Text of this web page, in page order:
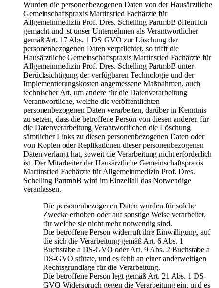
Wurden die personenbezogenen Daten von der Hausärztliche
Gemeinschaftspraxis Martinsried Fachärzte für
Allgemeinmedizin Prof. Dres. Schelling PartmbB öffentlich
gemacht und ist unser Unternehmen als Verantwortlicher
gemäß Art. 17 Abs. 1 DS-GVO zur Löschung der
personenbezogenen Daten verpflichtet, so trifft die
Hausärztliche Gemeinschaftspraxis Martinsried Fachärzte für
Allgemeinmedizin Prof. Dres. Schelling PartmbB unter
Berücksichtigung der verfügbaren Technologie und der
Implementierungskosten angemessene Maßnahmen, auch
technischer Art, um andere für die Datenverarbeitung
Verantwortliche, welche die veröffentlichten
personenbezogenen Daten verarbeiten, darüber in Kenntnis
zu setzen, dass die betroffene Person von diesen anderen für
die Datenverarbeitung Verantwortlichen die Löschung
sämtlicher Links zu diesen personenbezogenen Daten oder
von Kopien oder Replikationen dieser personenbezogenen
Daten verlangt hat, soweit die Verarbeitung nicht erforderlich
ist. Der Mitarbeiter der Hausärztliche Gemeinschaftspraxis
Martinsried Fachärzte für Allgemeinmedizin Prof. Dres.
Schelling PartmbB wird im Einzelfall das Notwendige
veranlassen.
Die personenbezogenen Daten wurden für solche
Zwecke erhoben oder auf sonstige Weise verarbeitet,
für welche sie nicht mehr notwendig sind.
Die betroffene Person widerruft ihre Einwilligung, auf
die sich die Verarbeitung gemäß Art. 6 Abs. 1
Buchstabe a DS-GVO oder Art. 9 Abs. 2 Buchstabe a
DS-GVO stützte, und es fehlt an einer anderweitigen
Rechtsgrundlage für die Verarbeitung.
Die betroffene Person legt gemäß Art. 21 Abs. 1 DS-
GVO Widerspruch gegen die Verarbeitung ein, und es